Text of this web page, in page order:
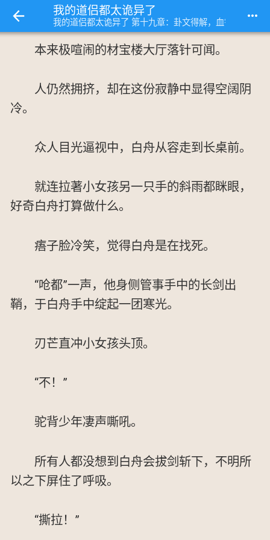
我的道侣都太诡异了
我的道侣都太诡异了 第十九章：卦文得解，血镇宝楼 more_horiz
本来极喧闹的材宝楼大厅落针可闻。
人仍然拥挤，却在这份寂静中显得空阔阴
冷。
众人目光逼视中，白舟从容走到长桌前。
就连拉著小女孩另一只手的斜雨都眯眼，
好奇白舟打算做什么。
痦子脸冷笑，觉得白舟是在找死。
“呛都”一声，他身侧管事手中的长剑出
鞘，于白舟手中绽起一团寒光。
刃芒直冲小女孩头顶。
“不！”
驼背少年凄声嘶吼。
所有人都没想到白舟会拔剑斩下，不明所
以之下屏住了呼吸。
“撕拉！”